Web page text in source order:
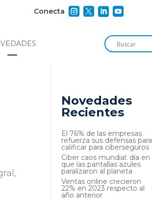
Conecta    
Novedades
Recientes
El 76% de las empresas
refuerza sus defensas para
calificar para ciberseguros
Ciber caos mundial: día en
que las pantallas azules
paralizaron al planeta
Ventas online crecieron
22% en 2023 respecto al
año anterior